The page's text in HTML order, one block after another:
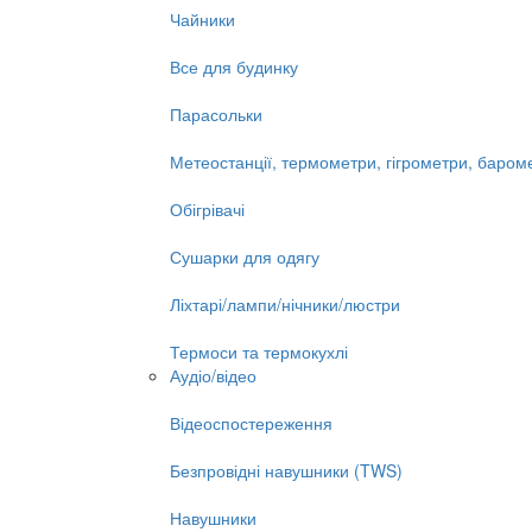
Чайники
Все для будинку
Парасольки
Метеостанції, термометри, гігрометри,
Обігрівачі
Сушарки для одягу
Ліхтарі/лампи/нічники/люстри
Термоси та термокухлі
Аудіо/відео
Відеоспостереження
Безпровідні навушники (TWS)
Навушники